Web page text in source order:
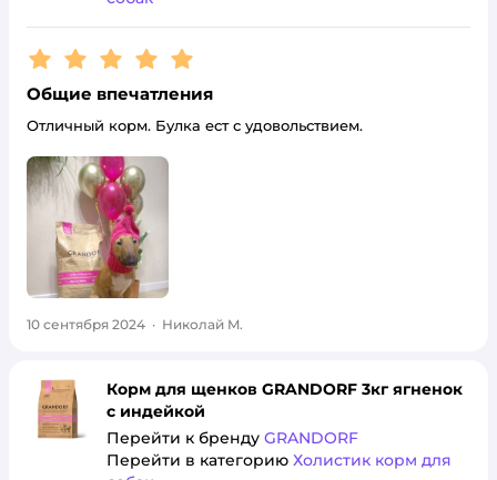
Рейтинг:5
Общие впечатления
Отличный корм. Булка ест с удовольствием.
10 сентября 2024 · Николай M.
Корм для щенков GRANDORF 3кг ягненок
с индейкой
Перейти к бренду GRANDORF
Перейти в категорию Холистик корм для